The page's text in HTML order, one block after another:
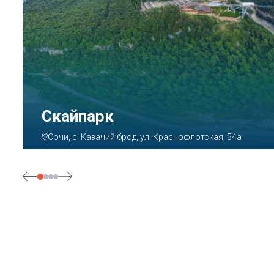
Парк «Ривьера»
Сочи, ул. Егорова, 1/6, микрорайон Центральный